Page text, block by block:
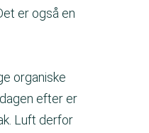
er også en
organiske
efter er
Luft derfor